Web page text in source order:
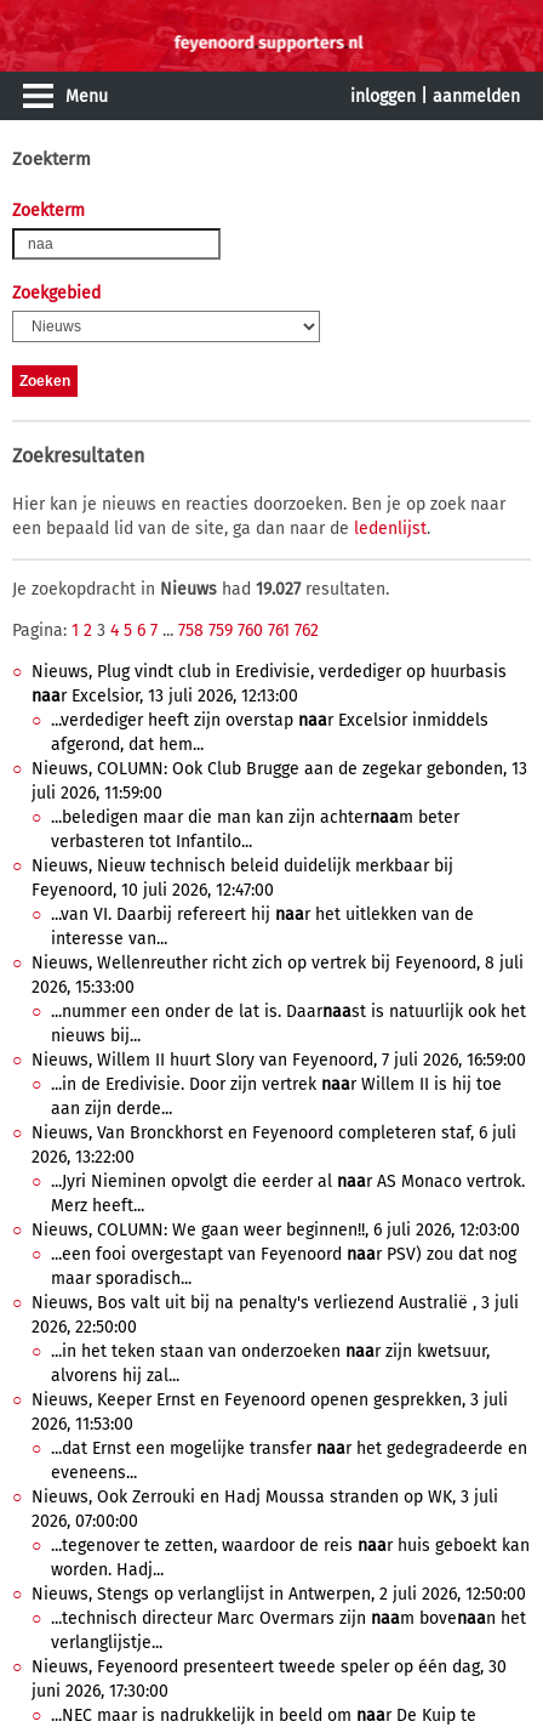
Menu inloggen aanmelden
Zoekterm
Zoekterm
Zoekgebied
Zoekresultaten
Hier kan je nieuws en reacties doorzoeken. Ben je op zoek naar
een bepaald lid van de site, ga dan naar de ledenlijst.
Je zoekopdracht in Nieuws had 19.027resultaten.
Pagina: 1 2 3 4 5 6 7 ... 758 759 760 761 762
Nieuws, Plug vindt club in Eredivisie, verdediger op huurbasis
naar Excelsior, 13 juli 2026, 12:13:00
...verdediger heeft zijn overstap naar Excelsior inmiddels
afgerond, dat hem...
Nieuws, COLUMN: Ook Club Brugge aan de zegekar gebonden, 13
juli 2026, 11:59:00
...beledigen maar die man kan zijn achternaam beter
verbasteren tot Infantilo...
Nieuws, Nieuw technisch beleid duidelijk merkbaar bij
Feyenoord, 10 juli 2026, 12:47:00
...van VI. Daarbij refereert hij naar het uitlekken van de
interesse van...
Nieuws, Wellenreuther richt zich op vertrek bij Feyenoord, 8 juli
2026, 15:33:00
...nummer een onder de lat is. Daarnaast is natuurlijk ook het
nieuws bij...
Nieuws, Willem II huurt Slory van Feyenoord, 7 juli 2026, 16:59:00
...in de Eredivisie. Door zijn vertrek naar Willem II is hij toe
aan zijn derde...
Nieuws, Van Bronckhorst en Feyenoord completeren staf, 6 juli
2026, 13:22:00
...Jyri Nieminen opvolgt die eerder al naar AS Monaco vertrok.
Merz heeft...
Nieuws, COLUMN: We gaan weer beginnen!!, 6 juli 2026, 12:03:00
...een fooi overgestapt van Feyenoord naar PSV) zou dat nog
maar sporadisch...
Nieuws, Bos valt uit bij na penalty's verliezend Australië , 3 juli
2026, 22:50:00
...in het teken staan van onderzoeken naar zijn kwetsuur,
alvorens hij zal...
Nieuws, Keeper Ernst en Feyenoord openen gesprekken, 3 juli
2026, 11:53:00
...dat Ernst een mogelijke transfer naar het gedegradeerde en
eveneens...
Nieuws, Ook Zerrouki en Hadj Moussa stranden op WK, 3 juli
2026, 07:00:00
...tegenover te zetten, waardoor de reis naar huis geboekt kan
worden. Hadj...
Nieuws, Stengs op verlanglijst in Antwerpen, 2 juli 2026, 12:50:00
...technisch directeur Marc Overmars zijn naam bovenaan het
verlanglijstje...
Nieuws, Feyenoord presenteert tweede speler op één dag, 30
juni 2026, 17:30:00
...NEC maar is nadrukkelijk in beeld om naar De Kuip te